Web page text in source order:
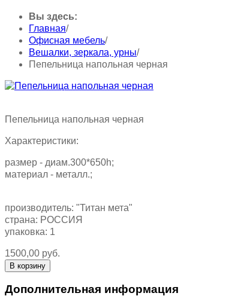
Вы здесь:
Главная/
Офисная мебель/
Вешалки, зеркала, урны/
Пепельница напольная черная
Пепельница напольная черная
Характеристики:
размер - диам.300*650h;
материал - металл.;
производитель: "Титан мета"
страна: РОССИЯ
упаковка: 1
1500,00 руб.
Дополнительная информация